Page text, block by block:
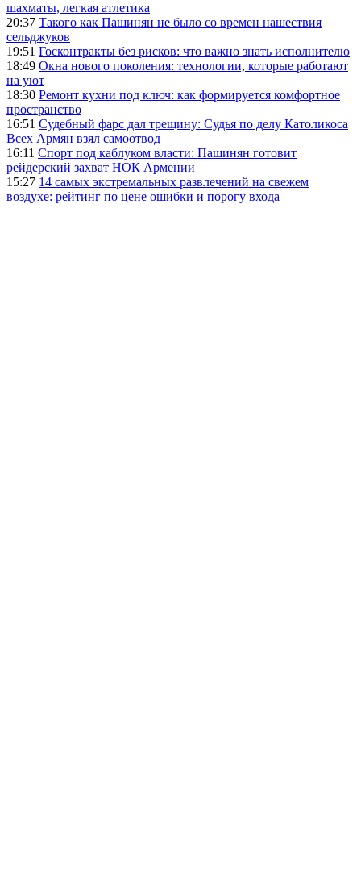
шахматы, легкая атлетика
20:37 Такого как Пашинян не было со времен нашествия
сельджуков
19:51 Госконтракты без рисков: что важно знать исполнителю
18:49 Окна нового поколения: технологии, которые работают
на уют
18:30 Ремонт кухни под ключ: как формируется комфортное
пространство
16:51 Судебный фарс дал трещину: Судья по делу Католикоса
Всех Армян взял самоотвод
16:11 Спорт под каблуком власти: Пашинян готовит
рейдерский захват НОК Армении
15:27 14 самых экстремальных развлечений на свежем
воздухе: рейтинг по цене ошибки и порогу входа